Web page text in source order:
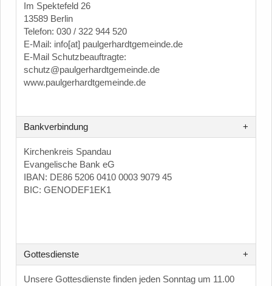
Im Spektefeld 26
13589 Berlin
Telefon: 030 / 322 944 520
E-Mail: info[at] paulgerhardtgemeinde.de
E-Mail Schutzbeauftragte:
schutz@paulgerhardtgemeinde.de
www.paulgerhardtgemeinde.de
Bankverbindung
Kirchenkreis Spandau
Evangelische Bank eG
IBAN: DE86 5206 0410 0003 9079 45
BIC: GENODEF1EK1
Gottesdienste
Unsere Gottesdienste finden jeden Sonntag um 11.00